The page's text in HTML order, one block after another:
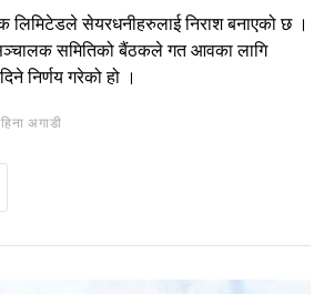
लिमिटेडले सेयरधनीहरुलाई निराश बनाएको छ ।
समितिको बैंठकले गत आवका लागि
निर्णय गरेको हो ।
अगाडी